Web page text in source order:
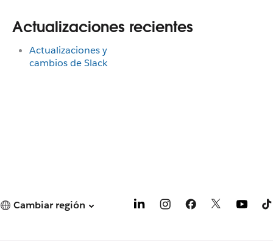
Actualizaciones recientes
Actualizaciones y
cambios de Slack
Cambiar región